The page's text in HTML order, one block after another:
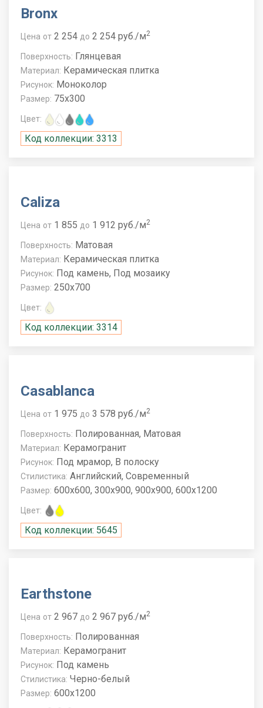
Bronx
Цена от 2 254 до 2 254 руб./м2
Поверхность: Глянцевая
Материал: Керамическая плитка
Рисунок: Моноколор
Размер: 75x300
Цвет:
Код коллекции: 3313
Caliza
Цена от 1 855 до 1 912 руб./м2
Поверхность: Матовая
Материал: Керамическая плитка
Рисунок: Под камень, Под мозаику
Размер: 250x700
Цвет:
Код коллекции: 3314
Casablanca
Цена от 1 975 до 3 578 руб./м2
Поверхность: Полированная, Матовая
Материал: Керамогранит
Рисунок: Под мрамор, В полоску
Стилистика: Английский, Современный
Размер: 600x600, 300x900, 900x900, 600x1200
Цвет:
Код коллекции: 5645
Earthstone
Цена от 2 967 до 2 967 руб./м2
Поверхность: Полированная
Материал: Керамогранит
Рисунок: Под камень
Стилистика: Черно-белый
Размер: 600x1200